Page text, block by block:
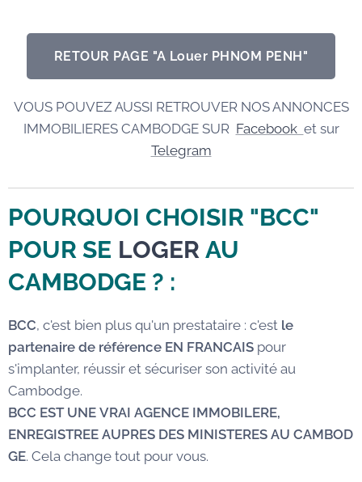
RETOUR PAGE "A Louer PHNOM PENH"
VOUS POUVEZ AUSSI RETROUVER NOS ANNONCES
IMMOBILIERES CAMBODGE SUR Facebook et sur
Telegram
POURQUOI CHOISIR "BCC"
POUR SE LOGER AU
CAMBODGE ? :
BCC, c'est bien plus qu'un prestataire : c'est le
partenaire de référence EN FRANCAIS pour
s'implanter, réussir et sécuriser son activité au
Cambodge.
BCC EST UNE VRAI AGENCE IMMOBILERE,
ENREGISTREE AUPRES DES MINISTERES AU CAMBOD
GE. Cela change tout pour vous.